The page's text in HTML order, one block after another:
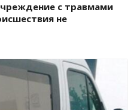
с травмами
не